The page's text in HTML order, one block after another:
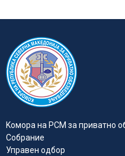
Kомора на РСМ за приватно
Собрание
Управен одбор